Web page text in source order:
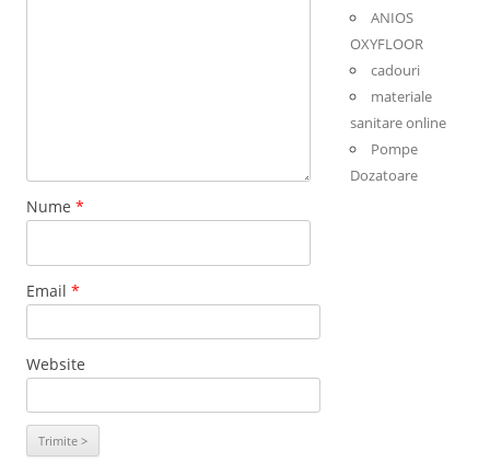
Nume *
Email *
Website
ANIOS
OXYFLOOR
cadouri
materiale
sanitare online
Pompe
Dozatoare